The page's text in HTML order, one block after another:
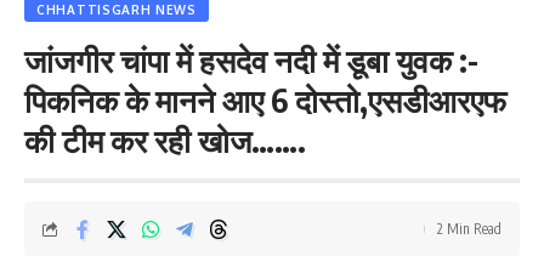
CHHATTISGARH NEWS
जांजगीर चांपा में हसदेव नदी में डूबा युवक :-
पिकनिक के मानने आए 6 दोस्तो,एसडीआरएफ
की टीम कर रही खोज…….
2 Min Read